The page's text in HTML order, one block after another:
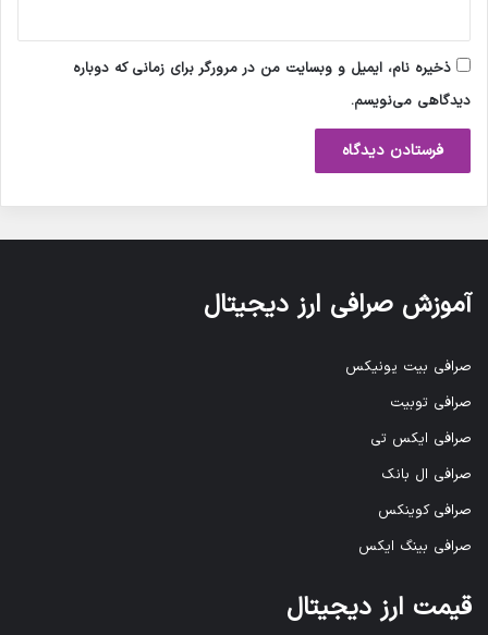
ذخیره نام، ایمیل و وبسایت من در مرورگر برای زمانی که دوباره
دیدگاهی می‌نویسم.
آموزش صرافی ارز دیجیتال
صرافی بیت یونیکس
صرافی توبیت
صرافی ایکس تی
صرافی ال بانک
صرافی کوینکس
صرافی بینگ ایکس
قیمت ارز دیجیتال